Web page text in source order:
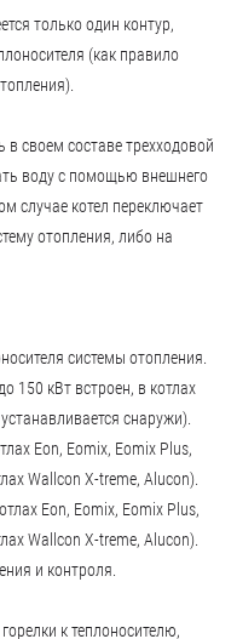
только один контур,
(как правило
своем составе трехходовой
воду с помощью внешнего
случае котел переключает
отопления, либо на
системы отопления.
150 кВт встроен, в котлах
снаружи).
Eon, Eomix, Eomix Plus,
Wallcon X-treme, Alucon).
Eon, Eomix, Eomix Plus,
Wallcon X-treme, Alucon).
и контроля.
к теплоносителю,